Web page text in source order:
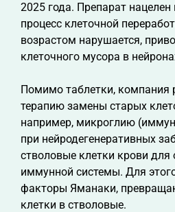
2025 года. Препарат
процесс клеточной
возрастом нарушается,
клеточного мусора в
Помимо таблетки, компания
терапию замены старых
например, микроглию
при нейродегенеративных
стволовые клетки крови
иммунной системы. Для
факторы Яманаки,
клетки в стволовые.